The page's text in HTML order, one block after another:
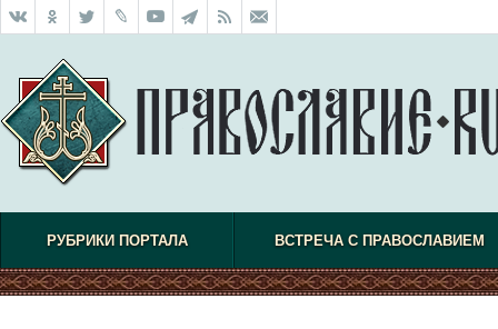
РУБРИКИ ПОРТАЛА ВСТРЕЧА С ПРАВОСЛАВИЕМ